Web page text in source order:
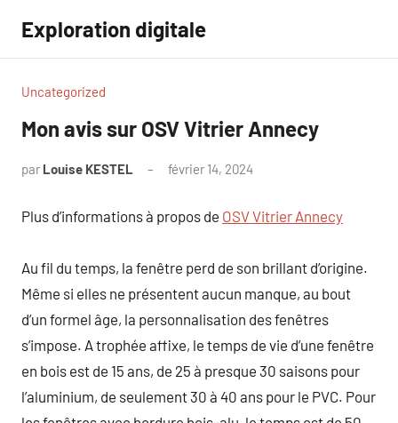
contenu
Exploration digitale
Uncategorized
Mon avis sur OSV Vitrier Annecy
par Louise KESTEL février 14, 2024
Plus d’informations à propos de OSV Vitrier Annecy
Au fil du temps, la fenêtre perd de son brillant d’origine.
Même si elles ne présentent aucun manque, au bout
d’un formel âge, la personnalisation des fenêtres
s’impose. A trophée affixe, le temps de vie d’une fenêtre
en bois est de 15 ans, de 25 à presque 30 saisons pour
l’aluminium, de seulement 30 à 40 ans pour le PVC. Pour